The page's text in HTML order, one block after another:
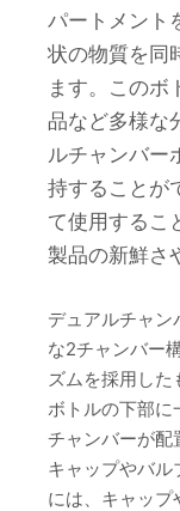
パートメント
状の物質を同
ます。このボ
品など多様な
ルチャンバー
持することが
て使用するこ
製品の新鮮さ
デュアルチャ
な2チャンバー
ズムを採用した
ボトルの下部
チャンバーが配
キャップやバ
には、キャッ